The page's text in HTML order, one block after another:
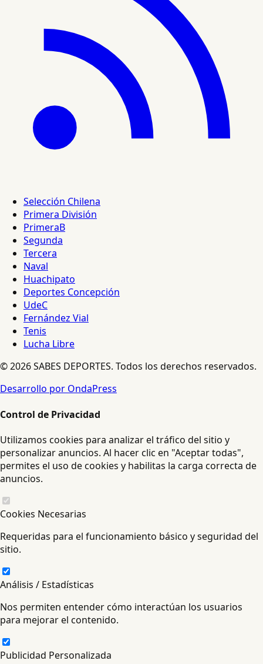
Selección Chilena
Primera División
PrimeraB
Segunda
Tercera
Naval
Huachipato
Deportes Concepción
UdeC
Fernández Vial
Tenis
Lucha Libre
© 2026 SABES DEPORTES. Todos los derechos reservados.
Desarrollo por OndaPress
Control de Privacidad
Utilizamos cookies para analizar el tráfico del sitio y
personalizar anuncios. Al hacer clic en "Aceptar todas",
permites el uso de cookies y habilitas la carga correcta de
anuncios.
Cookies Necesarias
Requeridas para el funcionamiento básico y seguridad del
sitio.
Análisis / Estadísticas
Nos permiten entender cómo interactúan los usuarios
para mejorar el contenido.
Publicidad Personalizada